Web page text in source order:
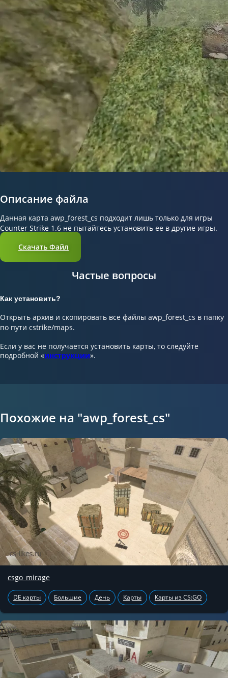
Описание файла
Данная карта awp_forest_cs подходит лишь только для игры
Counter Strike 1.6 не пытайтесь установить ее в другие игры.
Скачать Файл
Частые вопросы
Как установить?
Открыть архив и скопировать все файлы awp_forest_cs в папку
по пути cstrike/maps.
Если у вас не получается установить карты, то следуйте
подробной «инструкции».
Похожие на "awp_forest_cs"
csgo_mirage
DE карты Большие День Карты Карты из CS:GO